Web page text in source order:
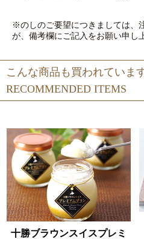
※のしのご要望につきましては、
が、備考欄にご記入をお願い申し
RECOMMENDED ITEMS
こんな商品も買われていま
十勝ブラウンスイスプレミ